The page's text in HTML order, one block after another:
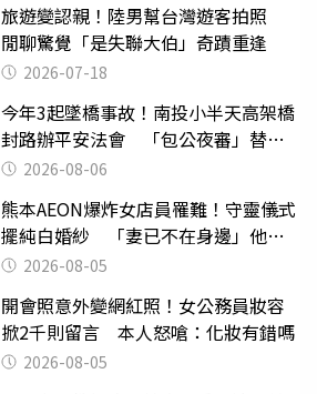
旅遊變認親！陸男幫台灣遊客拍照
閒聊驚覺「是失聯大伯」奇蹟重逢
2026-07-18
今年3起墜橋事故！南投小半天高架橋
封路辦平安法會 「包公夜審」替亡
魂伸冤
2026-08-06
熊本AEON爆炸女店員罹難！守靈儀式
擺純白婚紗 「妻已不在身邊」他淚
喊：無法想像
2026-08-05
開會照意外變網紅照！女公務員妝容
掀2千則留言 本人怒嗆：化妝有錯嗎
2026-08-05